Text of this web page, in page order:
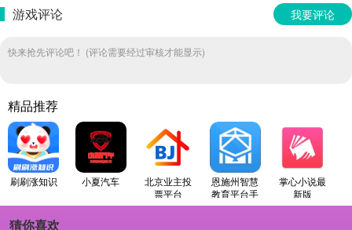
游戏评论 我要评论
快来抢先评论吧！ (评论需要经过审核才能显示)
精品推荐
刷刷涨知识 小夏汽车
北京业主投
票平台
恩施州智慧
教育平台手
机版
掌心小说最
新版
猜你喜欢